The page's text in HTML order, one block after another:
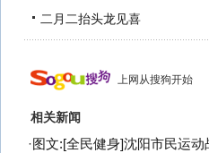
二月二抬头龙见喜
上网从搜狗开始
相关新闻
· 图文:[全民健身]沈阳市民运